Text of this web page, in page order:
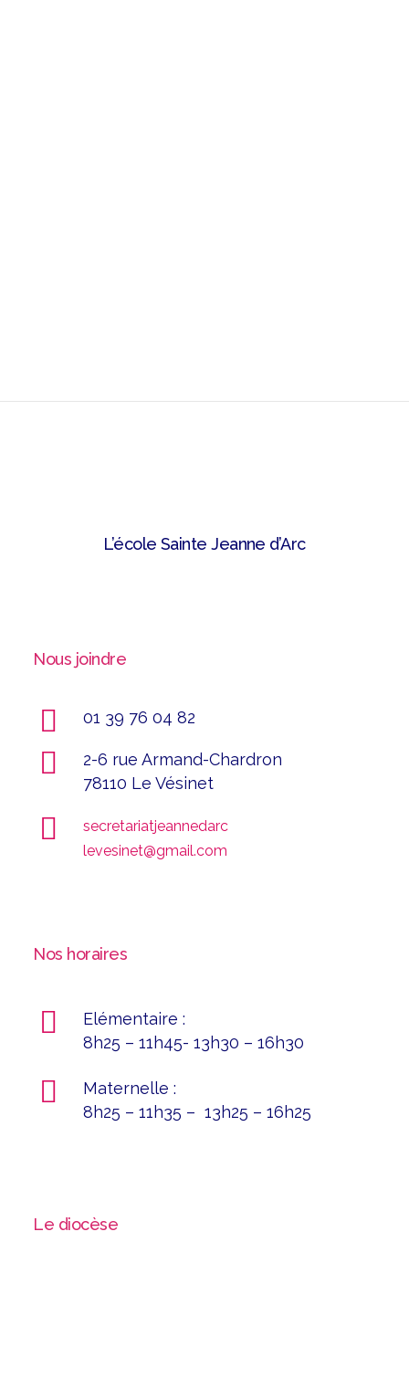
L’école Sainte Jeanne d’Arc
Nous joindre
01 39 76 04 82
2-6 rue Armand-Chardron
78110 Le Vésinet
secretariatjeannedarc
levesinet@gmail.com
Nos horaires
Elémentaire :
8h25 – 11h45- 13h30 – 16h30
Maternelle :
8h25 – 11h35 – 13h25 – 16h25
Le diocèse